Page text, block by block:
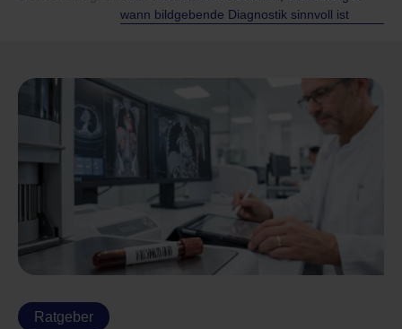
wann bildgebende Diagnostik sinnvoll ist
Ratgeber